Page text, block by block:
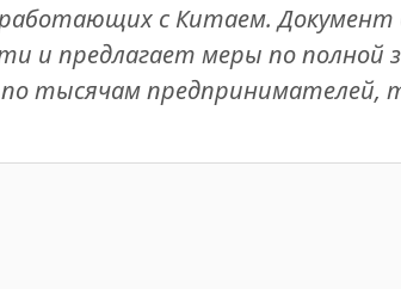
с Китаем. Документ
и предлагает меры по полной
тысячам предпринимателей,